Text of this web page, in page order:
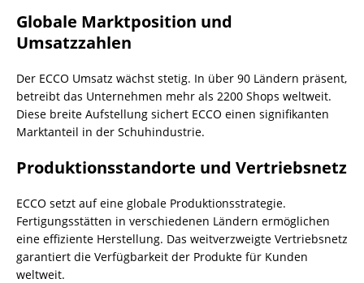
Globale Marktposition und
Umsatzzahlen
Der ECCO Umsatz wächst stetig. In über 90 Ländern präsent,
betreibt das Unternehmen mehr als 2200 Shops weltweit.
Diese breite Aufstellung sichert ECCO einen signifikanten
Marktanteil in der Schuhindustrie.
Produktionsstandorte und Vertriebsnetz
ECCO setzt auf eine globale Produktionsstrategie.
Fertigungsstätten in verschiedenen Ländern ermöglichen
eine effiziente Herstellung. Das weitverzweigte Vertriebsnetz
garantiert die Verfügbarkeit der Produkte für Kunden
weltweit.